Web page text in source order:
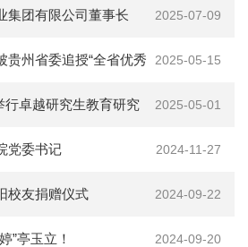
2025-07-09
集团有限公司董事长
2025-05-15
贵州省委追授“全省优秀
2025-05-01
行卓越研究生教育研究
2024-11-27
党委书记
2024-09-22
校友捐赠仪式
2024-09-20
”亭玉立！